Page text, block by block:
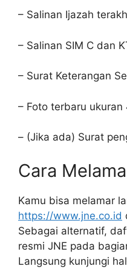
– Salinan Ijazah
– Salinan SIM C dan
– Surat Keterangan
– Foto terbaru ukuran
– (Jika ada) Surat
Cara
Kamu bisa melamar
https://www.jne.co.id
Sebagai alternatif,
resmi JNE pada
Langsung kunjungi